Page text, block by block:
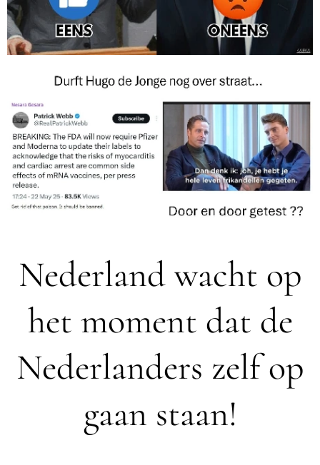
Nederland wacht op
het moment dat de
Nederlanders zelf op
gaan staan!